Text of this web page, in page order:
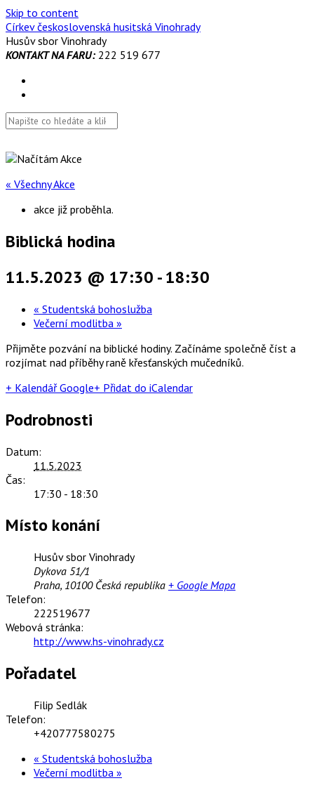
Skip to content
Církev československá husitská Vinohrady
Husův sbor Vinohrady
KONTAKT NA FARU:222 519 677
« Všechny Akce
akce již proběhla.
Biblická hodina
11.5.2023 @ 17:30 -18:30
« Studentská bohoslužba
Večerní modlitba »
Přijměte pozvání na biblické hodiny. Začínáme společně číst a
rozjímat nad příběhy raně křesťanských mučedníků.
+ Kalendář Google+ Přidat do iCalendar
Podrobnosti
Datum:
11.5.2023
Čas:
17:30 - 18:30
Místo konání
Husův sbor Vinohrady
Dykova 51/1
Praha, 10100 Česká republika + Google Mapa
Telefon:
222519677
Webová stránka:
http://www.hs-vinohrady.cz
Pořadatel
Filip Sedlák
Telefon:
+420777580275
« Studentská bohoslužba
Večerní modlitba »